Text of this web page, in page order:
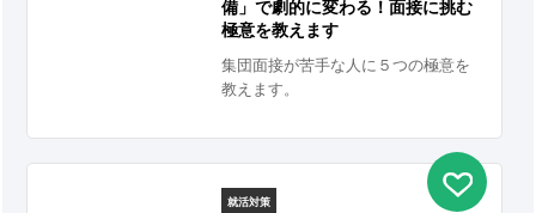
備」で劇的に変わる！面接に挑む
極意を教えます
集団面接が苦手な人に５つの極意を
教えます。
就活対策